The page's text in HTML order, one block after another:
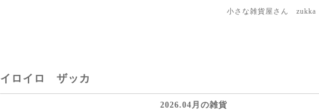
小さな雑貨屋さん zukka
イロイロ ザッカ
2026.04月の雑貨